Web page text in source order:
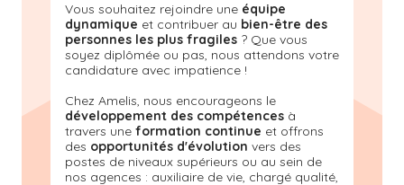
Vous souhaitez rejoindre une équipe
dynamique et contribuer au bien-être des
personnes les plus fragiles ? Que vous
soyez diplômée ou pas, nous attendons votre
candidature avec impatience !
Chez Amelis, nous encourageons le
développement des compétences à
travers une formation continue et offrons
des opportunités d'évolution vers des
postes de niveaux supérieurs ou au sein de
nos agences : auxiliaire de vie, chargé qualité,